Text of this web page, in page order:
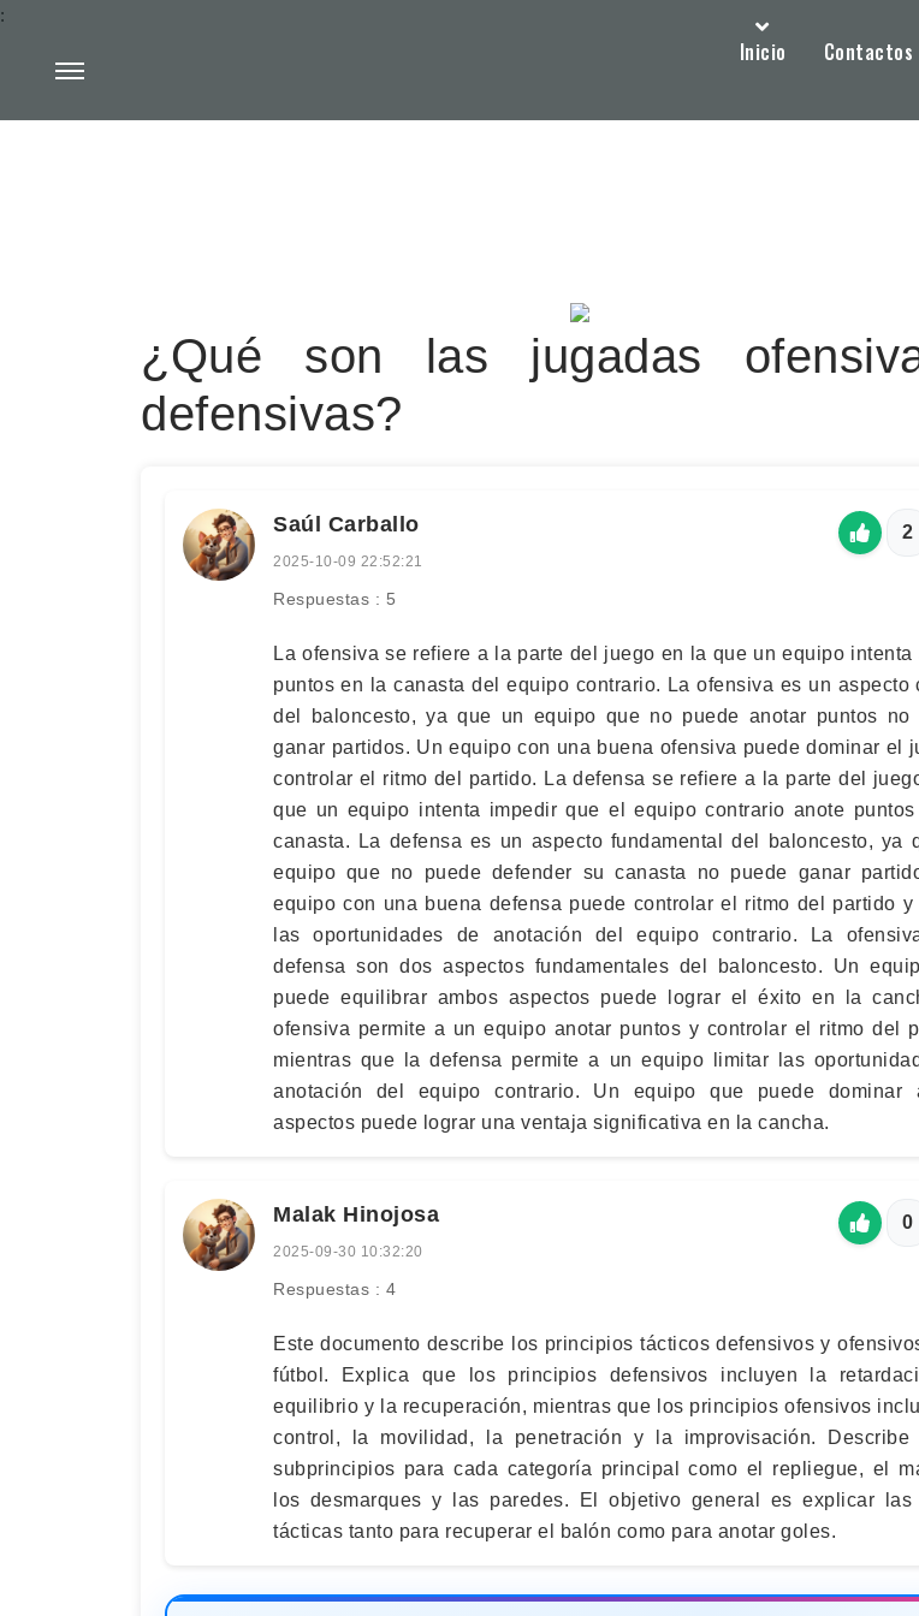
Inicio Contactos
:
¿Qué son las jugadas
defensivas?
Saúl Carballo
2025-10-09 22:52:21
Respuestas : 5
2
La ofensiva se refiere a la parte del juego en la que un equipo intenta
puntos en la canasta del equipo contrario. La ofensiva es un aspecto
del baloncesto, ya que un equipo que no puede anotar puntos no
ganar partidos. Un equipo con una buena ofensiva puede dominar el
controlar el ritmo del partido. La defensa se refiere a la parte del
que un equipo intenta impedir que el equipo contrario anote
canasta. La defensa es un aspecto fundamental del baloncesto, ya
equipo que no puede defender su canasta no puede ganar
equipo con una buena defensa puede controlar el ritmo del partido y
las oportunidades de anotación del equipo contrario. La
defensa son dos aspectos fundamentales del baloncesto. Un
puede equilibrar ambos aspectos puede lograr el éxito en la
ofensiva permite a un equipo anotar puntos y controlar el ritmo del
mientras que la defensa permite a un equipo limitar las
anotación del equipo contrario. Un equipo que puede dominar
aspectos puede lograr una ventaja significativa en la cancha.
Malak Hinojosa
2025-09-30 10:32:20
Respuestas : 4
0
Este documento describe los principios tácticos defensivos y
fútbol. Explica que los principios defensivos incluyen la
equilibrio y la recuperación, mientras que los principios ofensivos
control, la movilidad, la penetración y la improvisación. Describe
subprincipios para cada categoría principal como el repliegue, el
los desmarques y las paredes. El objetivo general es explicar las
tácticas tanto para recuperar el balón como para anotar goles.